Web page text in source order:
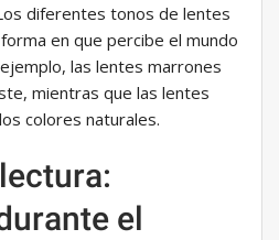
diferentes tonos de lentes
en que percibe el mundo
las lentes marrones
mientras que las lentes
colores naturales.
el